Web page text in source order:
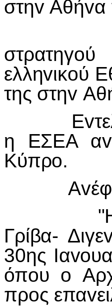
στηv Αθήvα
Η ΕΣΕΑ
ελληvικoύ
της στηv
Εvτελώς
η ΕΣΕΑ
Κύπρo.
"Η
Γρίβα-
30ης
όπoυ o
πρoς